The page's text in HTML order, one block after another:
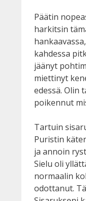
Päätin
harkitsin
kahdessa
jäänyt
miettinyt
edessä. Olin
poikennut
Tartuin
Puristin
ja annoin
Sielu oli
normaalin
odottanut.